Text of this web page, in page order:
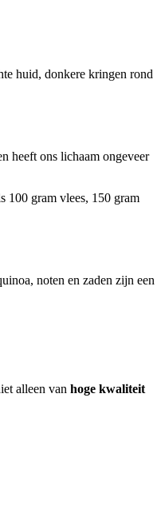
huid, donkere kringen rond
heeft ons lichaam ongeveer
100 gram vlees, 150 gram
noten en zaden zijn een
alleen van hoge kwaliteit